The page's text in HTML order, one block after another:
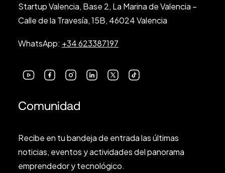
Startup Valencia, Base 2, La Marina de Valencia –
Calle de la Travesía, 15B, 46024 Valencia
WhatsApp: +34 623387197
Comunidad
Recibe en tu bandeja de entrada las últimas
noticias, eventos y actividades del panorama
emprendedor y tecnológico.